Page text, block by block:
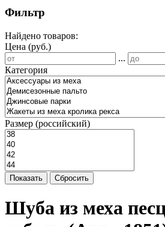
Фильтр
Найдено товаров:
Цена (руб.)
...
Категория
Размер (российский)
Показать Сбросить
Шуба из меха